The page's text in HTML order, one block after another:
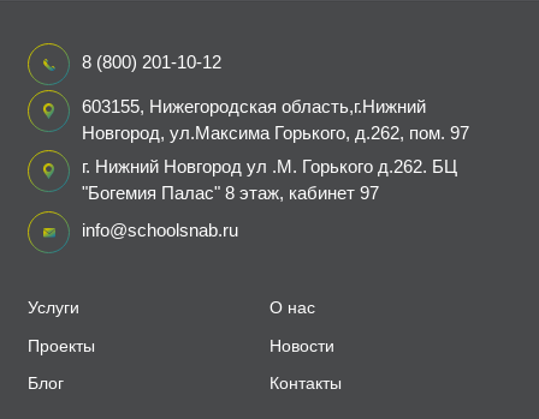
Услуги
Проекты
Блог
О нас
Новости
Контакты
8 (800) 201-10-12
603155, Нижегородская область,г.Нижний
Новгород, ул.Максима Горького, д.262, пом. 97
г. Нижний Новгород ул .М. Горького д.262. БЦ
"Богемия Палас" 8 этаж, кабинет 97
info@schoolsnab.ru